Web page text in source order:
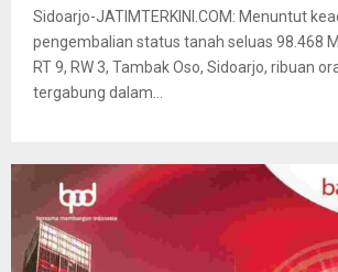
Sidoarjo-JATIMTERKINI.COM: Menuntut
pengembalian status tanah seluas 98.468
RT 9, RW 3, Tambak Oso, Sidoarjo, ribuan
tergabung dalam...